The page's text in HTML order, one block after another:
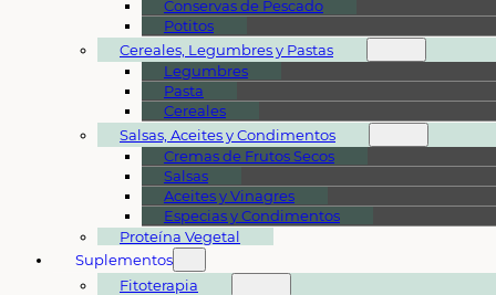
Conservas de Pescado
Potitos
Cereales, Legumbres y Pastas
Legumbres
Pasta
Cereales
Salsas, Aceites y Condimentos
Cremas de Frutos Secos
Salsas
Aceites y Vinagres
Especias y Condimentos
Proteína Vegetal
Suplementos
Fitoterapia